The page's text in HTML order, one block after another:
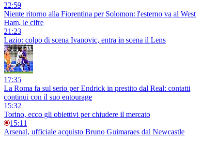
22:59
Niente ritorno alla Fiorentina per Solomon: l'esterno va al West
Ham, le cifre
21:23
Lazio: colpo di scena Ivanovic, entra in scena il Lens
17:35
La Roma fa sul serio per Endrick in prestito dal Real: contatti
continui con il suo entourage
15:32
Torino, ecco gli obiettivi per chiudere il mercato
15:11
Arsenal, ufficiale acquisto Bruno Guimaraes dal Newcastle